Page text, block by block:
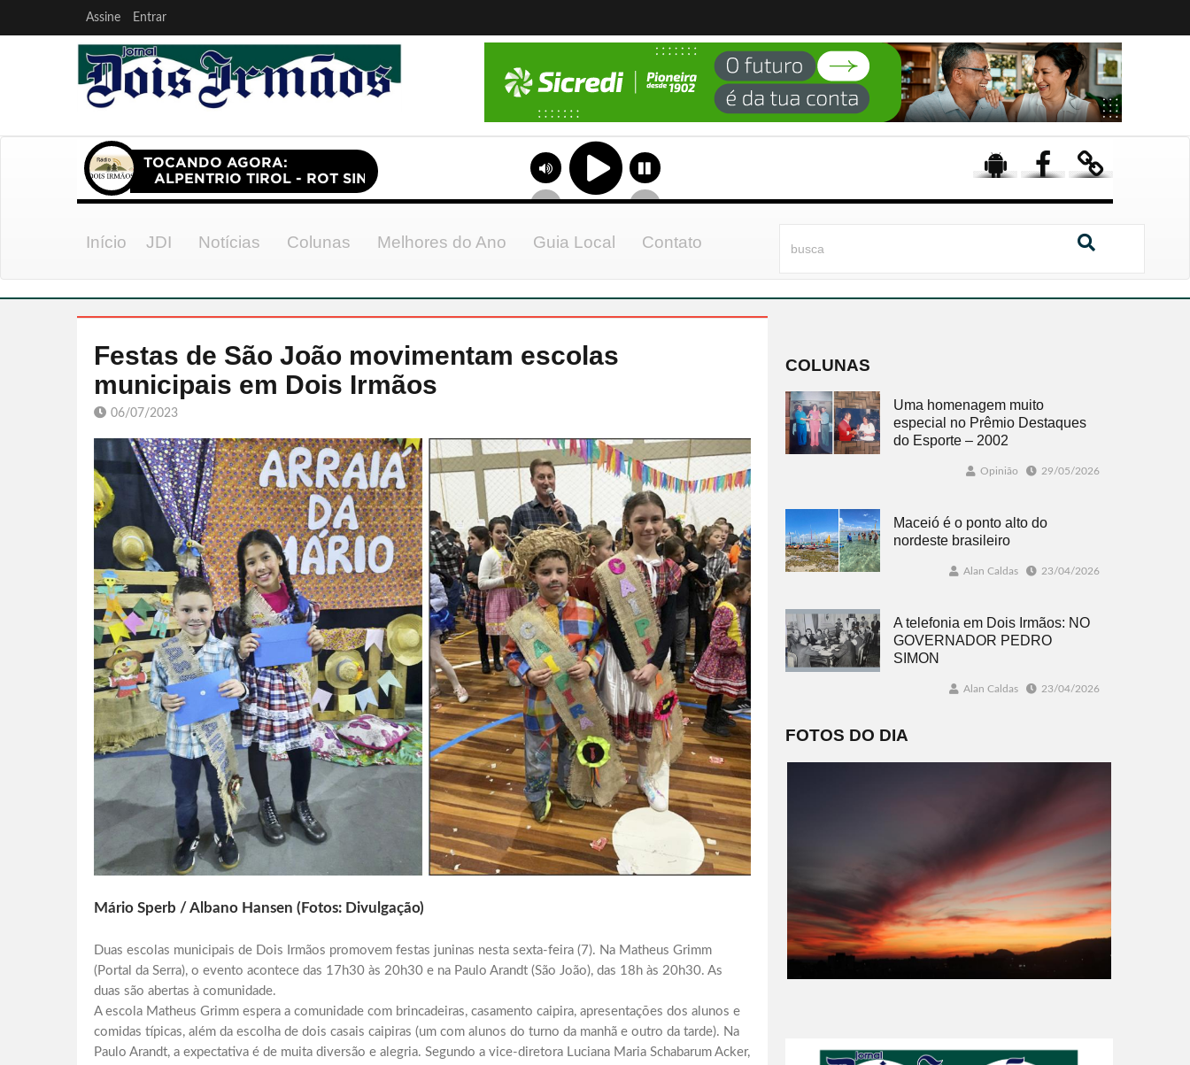
Assine Entrar
Início JDI Notícias Colunas Melhores do Ano Guia Local Contato
Festas de São João movimentam escolas
municipais em Dois Irmãos
06/07/2023
Mário Sperb / Albano Hansen (Fotos: Divulgação)
Duas escolas municipais de Dois Irmãos promovem festas juninas nesta sexta-feira (7). Na Matheus Grimm
(Portal da Serra), o evento acontece das 17h30 às 20h30 e na Paulo Arandt (São João), das 18h às 20h30. As
duas são abertas à comunidade.
A escola Matheus Grimm espera a comunidade com brincadeiras, casamento caipira, apresentações dos alunos e
comidas típicas, além da escolha de dois casais caipiras (um com alunos do turno da manhã e outro da tarde). Na
Paulo Arandt, a expectativa é de muita diversão e alegria. Segundo a vice-diretora Luciana Maria Schabarum Acker,
COLUNAS
Uma homenagem muito
especial no Prêmio Destaques
do Esporte – 2002
Opinião 29/05/2026
Maceió é o ponto alto do
nordeste brasileiro
Alan Caldas 23/04/2026
A telefonia em Dois Irmãos: NO
GOVERNADOR PEDRO
SIMON
Alan Caldas 23/04/2026
FOTOS DO DIA